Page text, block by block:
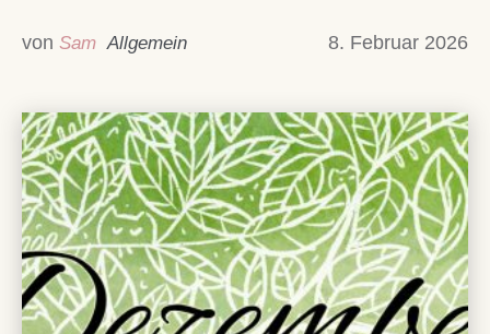
8. Februar 2026
von Sam Allgemein